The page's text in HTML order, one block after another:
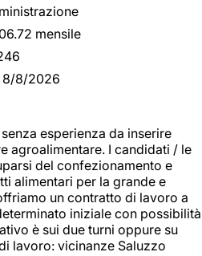
mensile
8/8/2026
esperienza da inserire
agroalimentare. I candidati / le
del confezionamento e
alimentari per la grande e
un contratto di lavoro a
iniziale con possibilità
è sui due turni oppure su
lavoro: vicinanze Saluzzo